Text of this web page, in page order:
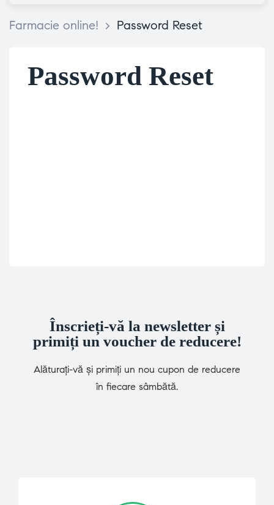
Farmacie online! > Password Reset
Password Reset
Înscrieți-vă la newsletter și
primiți un voucher de reducere!
Alăturați-vă și primiți un nou cupon de reducere
în fiecare sâmbătă.